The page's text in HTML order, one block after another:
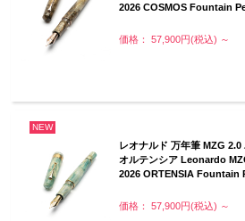
2026 COSMOS Fountain
価格： 57,900円(税込) ～
NEW
レオナルド 万年筆 MZG
オルテンシア Leonardo
2026 ORTENSIA Fountain
価格： 57,900円(税込) ～